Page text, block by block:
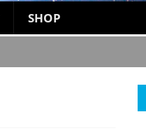
SHOP